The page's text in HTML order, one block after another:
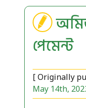
পেমেন্ট
[ Originally
May 14th,